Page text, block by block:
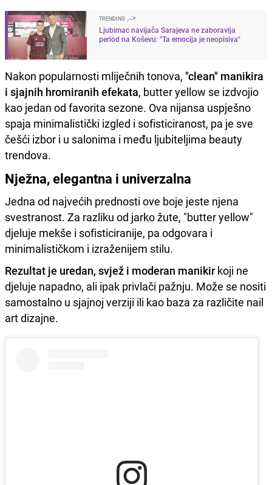
TRENDING
Ljubimac navijača Sarajeva ne zaboravlja
period na Koševu: "Ta emocija je neopisiva"
Nakon popularnosti mliječnih tonova, "clean" manikira
i sjajnih hromiranih efekata, butter yellow se izdvojio
kao jedan od favorita sezone. Ova nijansa uspješno
spaja minimalistički izgled i sofisticiranost, pa je sve
češći izbor i u salonima i među ljubiteljima beauty
trendova.
Nježna, elegantna i univerzalna
Jedna od najvećih prednosti ove boje jeste njena
svestranost. Za razliku od jarko žute, "butter yellow"
djeluje mekše i sofisticiranije, pa odgovara i
minimalističkom i izraženijem stilu.
Rezultat je uredan, svjež i moderan manikir koji ne
djeluje napadno, ali ipak privlači pažnju. Može se nositi
samostalno u sjajnoj verziji ili kao baza za različite nail
art dizajne.